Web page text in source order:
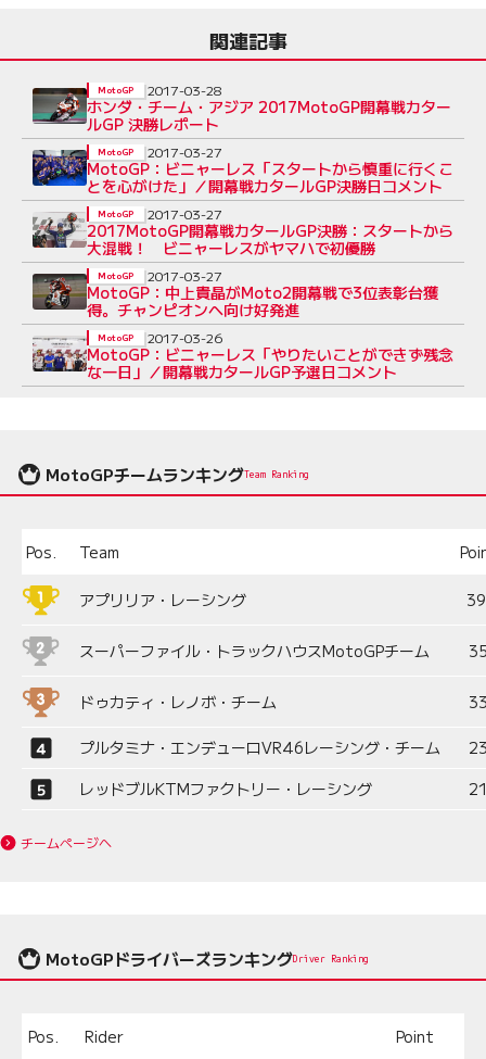
関連記事
ホンダ・チーム・アジア 2017MotoGP開幕戦カター
ルGP 決勝レポート
MotoGP 2017-03-28
MotoGP：ビニャーレス「スタートから慎重に行くこ
とを心がけた」／開幕戦カタールGP決勝日コメント
MotoGP 2017-03-27
2017MotoGP開幕戦カタールGP決勝：スタートから
大混戦！ ビニャーレスがヤマハで初優勝
MotoGP 2017-03-27
MotoGP：中上貴晶がMoto2開幕戦で3位表彰台獲
得。チャンピオンへ向け好発進
MotoGP 2017-03-27
MotoGP：ビニャーレス「やりたいことができず残念
な一日」／開幕戦カタールGP予選日コメント
MotoGP 2017-03-26
MotoGPチームランキングTeam Ranking
Pos. Team
アプリリア・レーシング
スーパーファイル・トラックハウスMotoGPチーム
ドゥカティ・レノボ・チーム
プルタミナ・エンデューロVR46レーシング・チーム
レッドブルKTMファクトリー・レーシング
チームページへ
MotoGPドライバーズランキングDriver Ranking
Pos. Rider Point